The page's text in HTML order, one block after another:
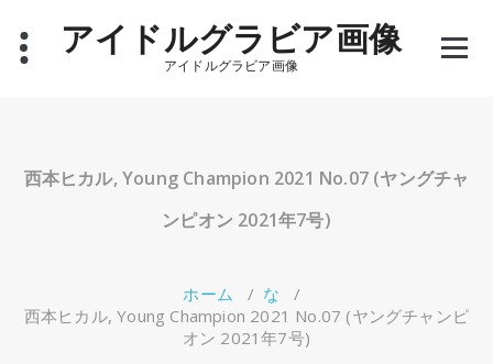
アイドルグラビア画像
アイドルグラビア画像
西本ヒカル, Young Champion 2021 No.07 (ヤングチャ
ンピオン 2021年7号)
ホーム / な /
西本ヒカル, Young Champion 2021 No.07 (ヤングチャンピ
オン 2021年7号)